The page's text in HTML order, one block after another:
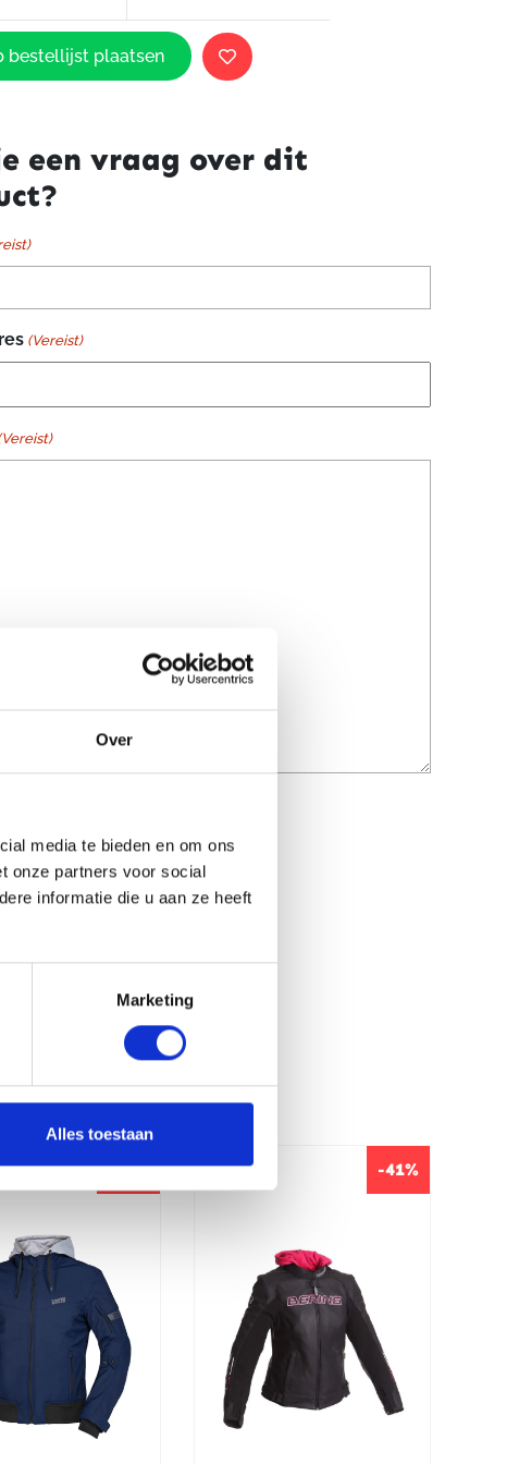
Over
media te bieden en om ons
onze partners voor social
informatie die u aan ze heeft
Marketing
Alles toestaan
bestellijst plaatsen
een vraag over dit
(Vereist)
-20% -41%